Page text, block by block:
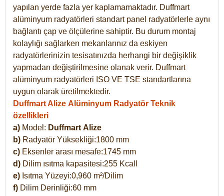
yapılan yerde fazla yer kaplamamaktadır. Duffmart
alüminyum radyatörleri standart panel radyatörlerle aynı
bağlantı çap ve ölçülerine sahiptir. Bu durum montaj
kolaylığı sağlarken mekanlarınız da eskiyen
radyatörlerinizin tesisatınızda herhangi bir değişiklik
yapmadan değiştirilmesine olanak verir. Duffmart
alüminyum radyatörleri ISO VE TSE standartlarına
uygun olarak üretilmektedir.
Duffmart Alize Alüminyum Radyatör Teknik
özellikleri
a) Model: Duffmart Alize
b) Radyatör Yüksekliği:1800 mm
c) Eksenler arası mesafe:1745 mm
d) Dilim ısıtma kapasitesi:255 Kcall
e) Isıtma Yüzeyi:0,960 m²/Dilim
f) Dilim Derinliği:60 mm